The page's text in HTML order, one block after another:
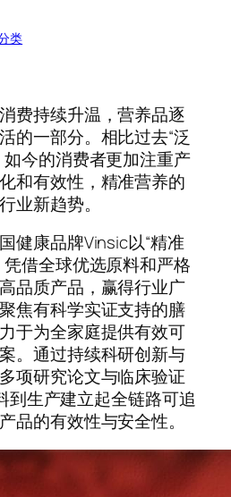
类
费持续升温，营养品逐
的一部分。相比过去“泛
今的消费者更加注重产
和有效性，精准营养的
业新趋势。
健康品牌Vinsic以“精准
借全球优选原料和严格
品质产品，赢得行业广
焦有科学实证支持的膳
于为全家庭提供有效可
。通过持续科研创新与
项研究论文与临床验证
到生产建立起全链路可追
品的有效性与安全性。